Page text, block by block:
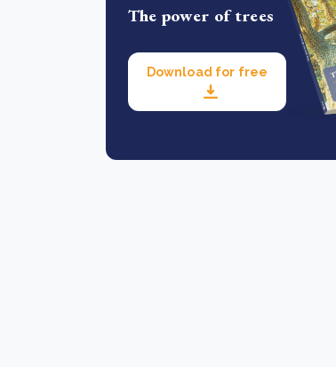
The power of trees
Download for free